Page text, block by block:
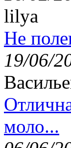
lilya
Не
19/06/
моло...